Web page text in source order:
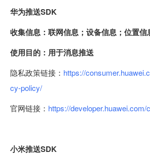
华为推送SDK
收集信息：联网信息；设备信息；位置信
使用目的：用于消息推送
隐私政策链接： https://
cy-policy/
官网链接： https://
小米推送SDK